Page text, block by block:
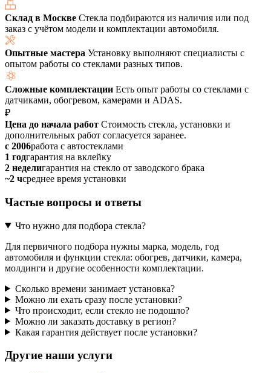
Склад в Москве Стекла подбираются из наличия или под
заказ с учётом модели и комплектации автомобиля.
Опытные мастера Установку выполняют специалисты с
опытом работы со стеклами разных типов.
Сложные комплектации Есть опыт работы со стеклами с
датчиками, обогревом, камерами и ADAS.
₽
Цена до начала работ Стоимость стекла, установки и
дополнительных работ согласуется заранее.
с 2006работа с автостеклами
1 годгарантия на вклейку
2 неделигарантия на стекло от заводского брака
~2 чсреднее время установки
Частые вопросы и ответы
Что нужно для подбора стекла?
Для первичного подбора нужны марка, модель, год
автомобиля и функции стекла: обогрев, датчики, камера,
молдинги и другие особенности комплектации.
Сколько времени занимает установка?
Можно ли ехать сразу после установки?
Что происходит, если стекло не подошло?
Можно ли заказать доставку в регион?
Какая гарантия действует после установки?
Другие наши услуги